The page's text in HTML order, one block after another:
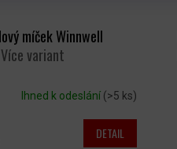
míček Winnwell
Více variant
Ihned k odeslání (>5 ks)
DETAIL